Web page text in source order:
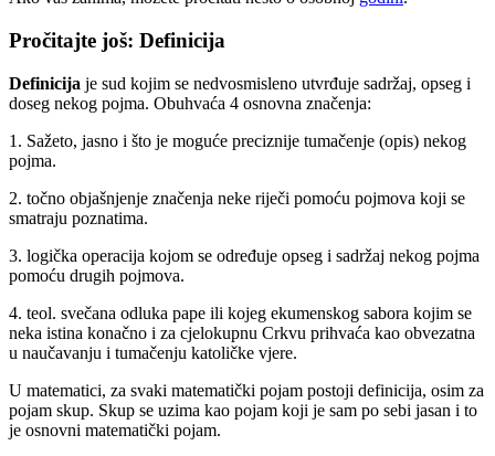
Pročitajte još: Definicija
Definicija je sud kojim se nedvosmisleno utvrđuje sadržaj, opseg i
doseg nekog pojma. Obuhvaća 4 osnovna značenja:
1. Sažeto, jasno i što je moguće preciznije tumačenje (opis) nekog
pojma.
2. točno objašnjenje značenja neke riječi pomoću pojmova koji se
smatraju poznatima.
3. logička operacija kojom se određuje opseg i sadržaj nekog pojma
pomoću drugih pojmova.
4. teol. svečana odluka pape ili kojeg ekumenskog sabora kojim se
neka istina konačno i za cjelokupnu Crkvu prihvaća kao obvezatna
u naučavanju i tumačenju katoličke vjere.
U matematici, za svaki matematički pojam postoji definicija, osim za
pojam skup. Skup se uzima kao pojam koji je sam po sebi jasan i to
je osnovni matematički pojam.